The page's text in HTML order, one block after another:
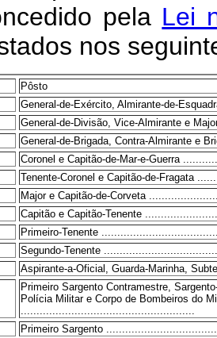
pela Lei
nos
Pôsto
General-de-Exército, Almirante-de-
General-de-Divisão, Vice-Almirante e
General-de-Brigada, Contra-Almirante e
Coronel e Capitão-de-Mar-e-Guerra
Tenente-Coronel e Capitão-de-Fragata
Major e Capitão-de-Corveta
Capitão e Capitão-Tenente
Primeiro-Tenente
Segundo-Tenente
Aspirante-a-Oficial, Guarda-Marinha,
Primeiro Sargento Contramestre,
Polícia Militar e Corpo de Bombeiros do
Primeiro Sargento